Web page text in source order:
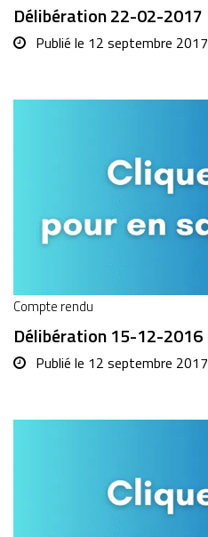
Délibération 22-02-2017
Publié le 12 septembre 2017
Compte rendu
Délibération 15-12-2016
Publié le 12 septembre 2017